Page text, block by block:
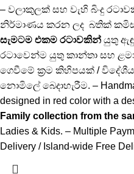
– වලාකුලක් සහ වැහි බිංදු
නිර්මාණය කරන ලද බතික්
සැමටම එකම රටාවකින් යුතු
රටාවෙන්ම යුතු කාන්තා සහ
ගෙවීමේ ක්‍රම කිහිපයක් /
නොමිලේ බෙදාහැරීම. –
designed in red color with a
Family collection from the
Ladies & Kids. – Multiple
Delivery / Island-wide Free